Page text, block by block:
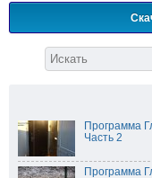
Программа
Часть 2
Программа